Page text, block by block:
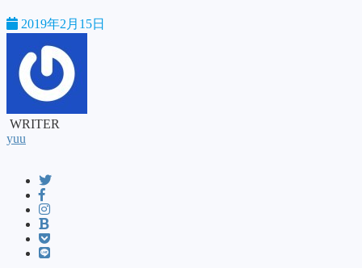
2019年2月15日
WRITER
yuu